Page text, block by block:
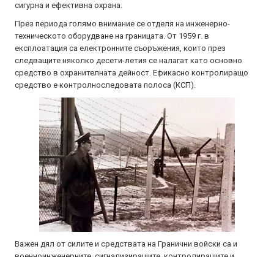
сигурна и ефективна охрана.
През периода голямо внимание се отделя на инженерно-
техническото оборудване на границата. От 1959 г. в
експлоатация са електронните съоръжения, които през
следващите няколко десети-летия се налагат като основно
средство в охранителната дейност. Ефикасно контролиращо
средство е контролноследовата полоса (КСП).
Важен дял от силите и средствата на Гранични войски са и